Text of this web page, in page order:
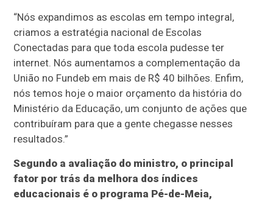
“Nós expandimos as escolas em tempo integral,
criamos a estratégia nacional de Escolas
Conectadas para que toda escola pudesse ter
internet. Nós aumentamos a complementação da
União no Fundeb em mais de R$ 40 bilhões. Enfim,
nós temos hoje o maior orçamento da história do
Ministério da Educação, um conjunto de ações que
contribuíram para que a gente chegasse nesses
resultados.”
Segundo a avaliação do ministro, o principal
fator por trás da melhora dos índices
educacionais é o programa Pé-de-Meia,